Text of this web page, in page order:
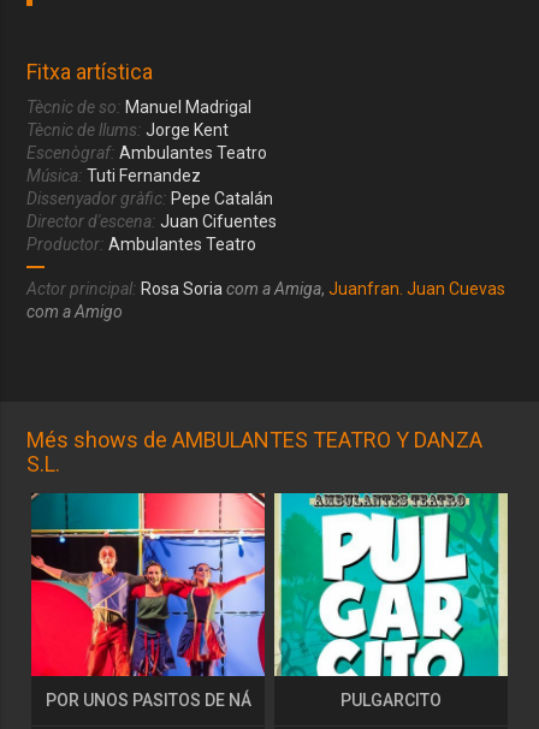
Fitxa artística
Tècnic de so: Manuel Madrigal
Tècnic de llums: Jorge Kent
Escenògraf: Ambulantes Teatro
Música: Tuti Fernandez
Dissenyador gràfic: Pepe Catalán
Director d'escena: Juan Cifuentes
Productor: Ambulantes Teatro
Actor principal: Rosa Soria com a Amiga,Juanfran. Juan Cuevas
com a Amigo
Més shows de AMBULANTES TEATRO Y DANZA
S.L.
POR UNOS PASITOS DE NÁ PULGARCITO